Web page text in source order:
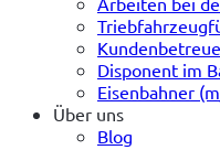
Disponent im
Eisenbahner
Über uns
Blog